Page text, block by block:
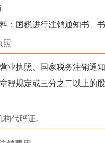
：国税进行注销通知书、
照
业执照、国家税务注销通
程规定或三分之二以上的
代码证。